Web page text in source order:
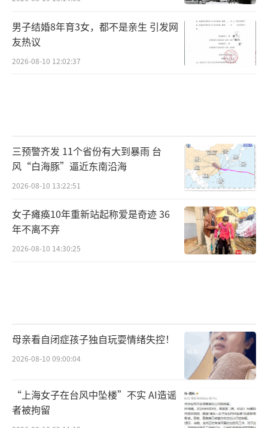
男子结婚8年育3女，都不是亲生 引发网
友热议
2026-08-10 12:02:37
三预警齐发 11个省份有大到暴雨 台
风“白海豚”逼近东南沿海
2026-08-10 13:22:51
女子瘫痪10年重新站起称爱是奇迹 36
年不离不弃
2026-08-10 14:30:25
母亲看自闭症孩子独自玩耍情绪失控！
2026-08-10 09:00:04
“上海女子在台风中坠楼”不实 AI造谣
者被拘留